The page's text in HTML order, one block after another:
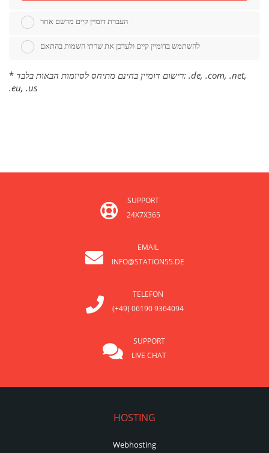
העברת דומיין קיים מרשם אחר
להשתמש בדומיין קיים ולעדכן את שרתי השמות בהתאם
* רישום דומיין בחינם מתיחס לסיומות הבאות בלבד: .de, .com, .net,
.eu, .us
SUPPORT
24X7X365
EMAIL
INFO@STATION55.DE
TELEFON
(+49) 06190 9364094
SUPPORT
LIVE CHAT
HOSTING
Webhosting